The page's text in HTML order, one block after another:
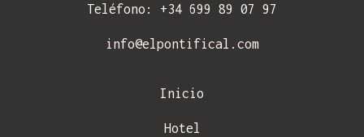
Teléfono: +34 699 89 07 97
info@elpontifical.com
Inicio
Hotel